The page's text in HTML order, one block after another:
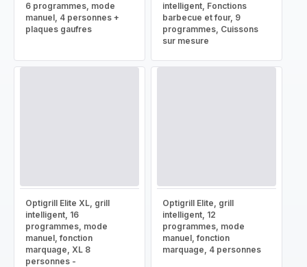
6 programmes, mode
manuel, 4 personnes +
plaques gaufres
intelligent, Fonctions
barbecue et four, 9
programmes, Cuissons
sur mesure
Optigrill Elite XL, grill
intelligent, 16
programmes, mode
manuel, fonction
marquage, XL 8
personnes -
Optigrill Elite, grill
intelligent, 12
programmes, mode
manuel, fonction
marquage, 4 personnes